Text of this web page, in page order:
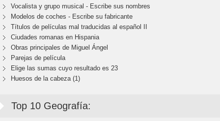
Vocalista y grupo musical - Escribe sus nombres
Modelos de coches - Escribe su fabricante
Títulos de películas mal traducidas al español II
Ciudades romanas en Hispania
Obras principales de Miguel Ángel
Parejas de película
Elige las sumas cuyo resultado es 23
Huesos de la cabeza (1)
Top 10 Geografía: